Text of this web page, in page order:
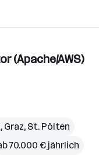
(Apache/AWS)
, Graz, St. Pölten
70.000 € jährlich